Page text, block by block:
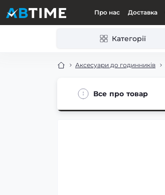
Про нас Доставка
Категорії
Аксесуари до годинників
Все про товар